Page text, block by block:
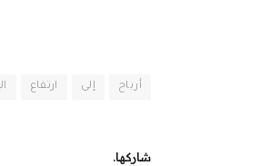
أرباح إلى ارتفاع
شاركها.